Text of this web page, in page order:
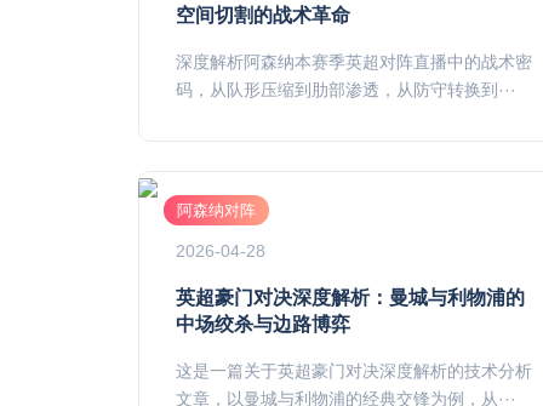
空间切割的战术革命
深度解析阿森纳本赛季英超对阵直播中的战术密
码，从队形压缩到肋部渗透，从防守转换到···
阿森纳对阵
2026-04-28
英超豪门对决深度解析：曼城与利物浦的
中场绞杀与边路博弈
这是一篇关于英超豪门对决深度解析的技术分析
文章，以曼城与利物浦的经典交锋为例，从···